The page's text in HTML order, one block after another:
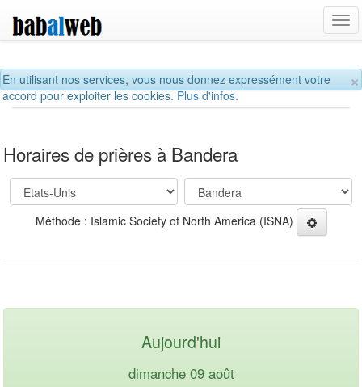
×
En utilisant nos services, vous nous donnez expressément votre
accord pour exploiter les cookies.Plus d'infos.
Horaires de prières à Bandera
Méthode : Islamic Society of North America (ISNA)
Aujourd'hui
dimanche 09 août